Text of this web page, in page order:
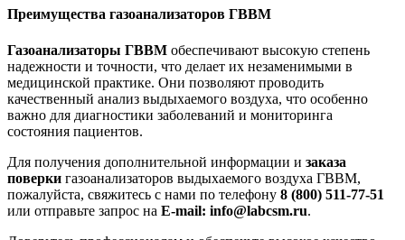
Преимущества газоанализаторов ГВВМ
Газоанализаторы ГВВМ обеспечивают высокую степень
надежности и точности, что делает их незаменимыми в
медицинской практике. Они позволяют проводить
качественный анализ выдыхаемого воздуха, что особенно
важно для диагностики заболеваний и мониторинга
состояния пациентов.
Для получения дополнительной информации и заказа
поверки газоанализаторов выдыхаемого воздуха ГВВМ,
пожалуйста, свяжитесь с нами по телефону 8 (800) 511-77-51
или отправьте запрос на E-mail: info@labcsm.ru.